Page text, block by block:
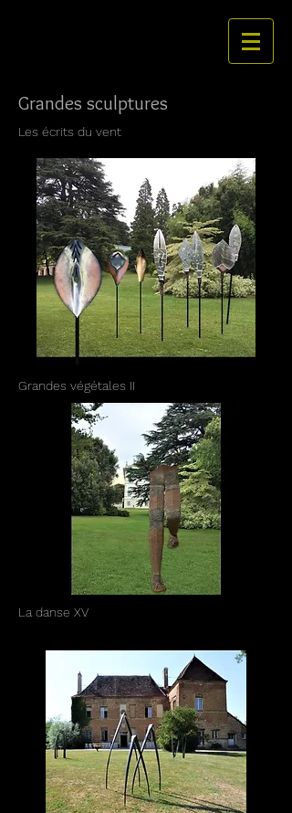
Grandes sculptures
Les écrits du vent
Grandes végétales II
La danse XV